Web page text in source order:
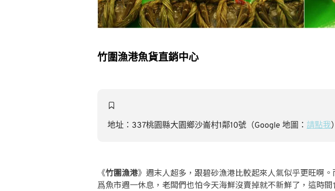
竹圍漁港魚貨直銷中心
地址：337桃園縣大園鄉沙崙村1鄰10號（Google 地圖： 請點我）
《竹圍漁港》週末人超多，跟碧砂漁港比較起來人氣似乎更旺啊
爲魚市週一休息，老闆們也怕今天海鮮沒賣掉就不新鮮了，這時間